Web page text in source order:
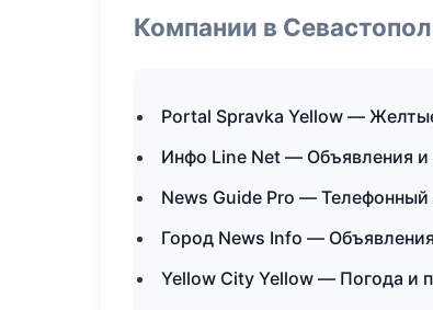
Компании в
Portal Spravka Yellow —
Инфо Line Net — Объявления и
News Guide Pro — Телефонный
Город News Info —
Yellow City Yellow — Погода и